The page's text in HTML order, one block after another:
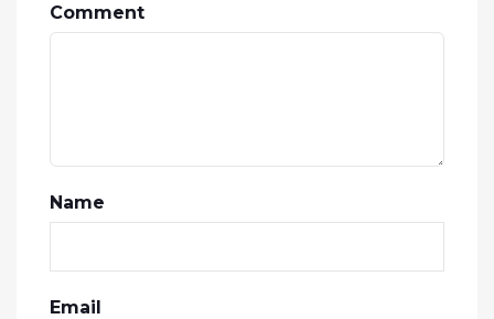
Comment
Name
Email